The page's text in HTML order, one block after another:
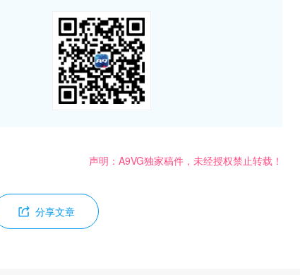
声明：A9VG独家稿件，未经授权禁止转载！
分享文章